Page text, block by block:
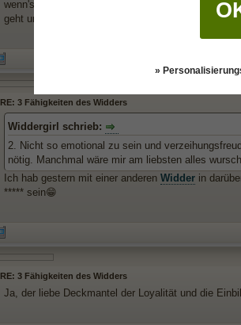
wenn's mir zu viel wird, Nehm ich Urlaub oder bin
geht und ich krank werde. Das ist halt das
RE: 3 Fähigkeiten des Widders
Widdergirl schrieb:
2. Nicht so emotional zu sein und
nötig. Manchmal wäre mir am liebsten alles
Ich hab gestern mit einer anderen Widder in
***** sein😁
RE: 3 Fähigkeiten des Widders
Ja, der liebe Deckmantel der Loyalität und die
»